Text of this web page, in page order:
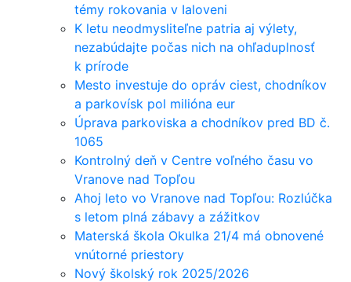
témy rokovania v Ialoveni
K letu neodmysliteľne patria aj výlety,
nezabúdajte počas nich na ohľaduplnosť
k prírode
Mesto investuje do opráv ciest, chodníkov
a parkovísk pol milióna eur
Úprava parkoviska a chodníkov pred BD č.
1065
Kontrolný deň v Centre voľného času vo
Vranove nad Topľou
Ahoj leto vo Vranove nad Topľou: Rozlúčka
s letom plná zábavy a zážitkov
Materská škola Okulka 21/4 má obnovené
vnútorné priestory
Nový školský rok 2025/2026